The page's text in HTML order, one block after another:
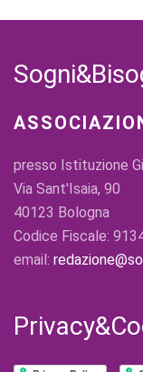
presso Istituzione
Via Sant'Isaia, 90
40123 Bologna
Codice Fiscale:
email: